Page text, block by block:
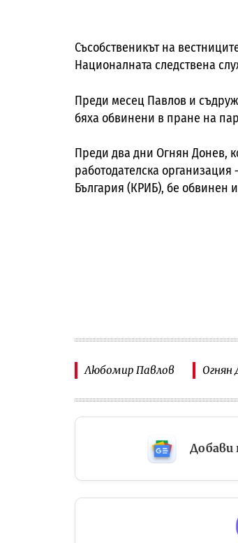
Съсобственикът на
Националната следствена
Преди месец Павлов и
бяха обвинени в пране на
Преди два дни Огнян Донев,
работодателска
България (КРИБ), бе обвинен
Любомир Павлов Огнян
Добави